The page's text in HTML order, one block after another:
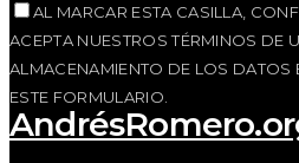
AL MARCAR ESTA CASILLA,
ACEPTA NUESTROS TÉRMINOS DE
ALMACENAMIENTO DE LOS DATOS
ESTE FORMULARIO.